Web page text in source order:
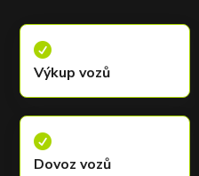

Výkup vozů

Dovoz vozů